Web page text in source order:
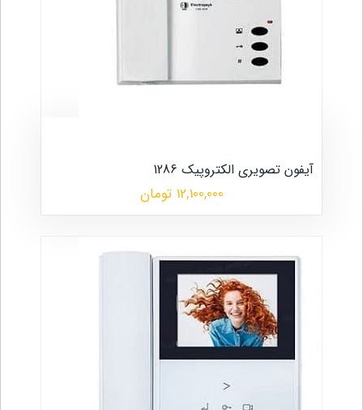
آیفون تصویری الکتروپیک 1286
12,100,000 تومان